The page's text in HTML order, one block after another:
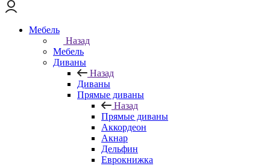
Мебель
Назад
Мебель
Диваны
Назад
Диваны
Прямые диваны
Назад
Прямые диваны
Аккордеон
Акнар
Дельфин
Еврокнижка